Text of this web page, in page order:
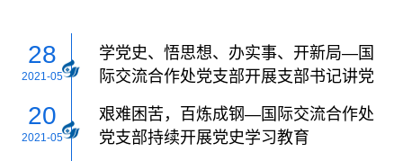
28
2021-05
学党史、悟思想、办实事、开新局—国
际交流合作处党支部开展支部书记讲党
20
2021-05
艰难困苦，百炼成钢―国际交流合作处
党支部持续开展党史学习教育